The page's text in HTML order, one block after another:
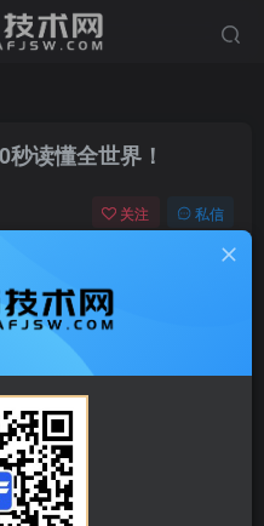
读懂全世界！
关注 私信